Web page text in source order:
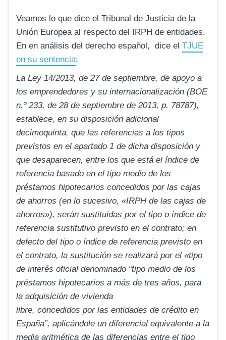
Veamos lo que dice el Tribunal de Justicia de la
Unión Europea al respecto del IRPH de entidades.
En en análisis del derecho español, dice el TJUE
en su sentencia:
La Ley 14/2013, de 27 de septiembre, de apoyo a
los emprendedores y su internacionalización (BOE
n.º 233, de 28 de septiembre de 2013, p. 78787),
establece, en su disposición adicional
decimoquinta, que las referencias a los tipos
previstos en el apartado 1 de dicha disposición y
que desaparecen, entre los que está el índice de
referencia basado en el tipo medio de los
préstamos hipotecarios concedidos por las cajas
de ahorros (en lo sucesivo, «IRPH de las cajas de
ahorros»), serán sustituidas por el tipo o índice de
referencia sustitutivo previsto en el contrato; en
defecto del tipo o índice de referencia previsto en
el contrato, la sustitución se realizará por el «tipo
de interés oficial denominado “tipo medio de los
préstamos hipotecarios a más de tres años, para
la adquisición de vivienda
libre, concedidos por las entidades de crédito en
España”, aplicándole un diferencial equivalente a la
media aritmética de las diferencias entre el tipo